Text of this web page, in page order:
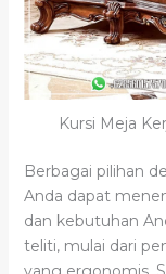
Kursi Meja
Berbagai pilihan
Anda dapat
dan kebutuhan
teliti, mulai dari